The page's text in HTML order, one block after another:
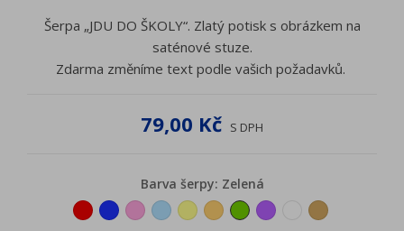
Šerpa „JDU DO ŠKOLY“. Zlatý potisk s obrázkem na
saténové stuze.
Zdarma změníme text podle vašich požadavků.
79,00 Kč S DPH
Barva šerpy: Zelená
ČervenáTmavěmodrá
RůžováSvětlemodrá
ŽlutáOranžová
ZelenáFialováBíláZlatá